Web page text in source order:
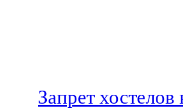
Запрет